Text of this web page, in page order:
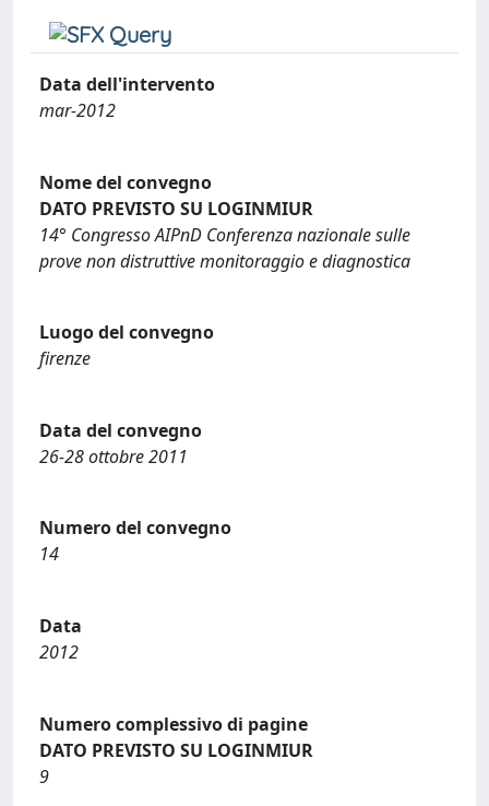
Data dell'intervento
mar-2012
Nome del convegno
DATO PREVISTO SU LOGINMIUR
14° Congresso AIPnD Conferenza nazionale sulle
prove non distruttive monitoraggio e diagnostica
Luogo del convegno
firenze
Data del convegno
26-28 ottobre 2011
Numero del convegno
14
Data
2012
Numero complessivo di pagine
DATO PREVISTO SU LOGINMIUR
9